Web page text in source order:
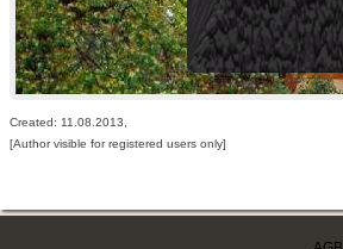
Created: 11.08.2013,
[Author visible for registered users only]